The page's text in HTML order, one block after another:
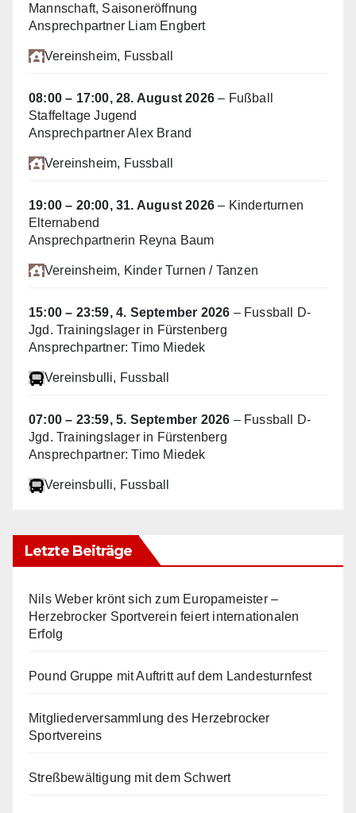
Mannschaft, Saisoneröffnung
Ansprechpartner Liam Engbert
Vereinsheim, Fussball
08:00 – 17:00,28. August 2026 – Fußball
Staffeltage Jugend
Ansprechpartner Alex Brand
Vereinsheim, Fussball
19:00 – 20:00,31. August 2026 – Kinderturnen
Elternabend
Ansprechpartnerin Reyna Baum
Vereinsheim, Kinder Turnen / Tanzen
15:00 – 23:59,4. September 2026 – Fussball D-
Jgd. Trainingslager in Fürstenberg
Ansprechpartner: Timo Miedek
Vereinsbulli, Fussball
07:00 – 23:59,5. September 2026 – Fussball D-
Jgd. Trainingslager in Fürstenberg
Ansprechpartner: Timo Miedek
Vereinsbulli, Fussball
Letzte Beiträge
Nils Weber krönt sich zum Europameister –
Herzebrocker Sportverein feiert internationalen
Erfolg
Pound Gruppe mit Auftritt auf dem Landesturnfest
Mitgliederversammlung des Herzebrocker
Sportvereins
Streßbewältigung mit dem Schwert